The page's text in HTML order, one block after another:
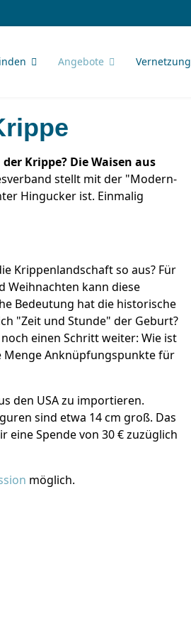
Angebote Vernetzung
Krippe? Die Waisen aus
stellt mit der "Modern-
Hingucker ist. Einmalig
Krippenlandschaft so aus? Für
Weihnachten kann diese
Bedeutung hat die historische
"Zeit und Stunde" der Geburt?
einen Schritt weiter: Wie ist
Menge Anknüpfungspunkte für
den USA zu importieren.
sind etwa 14 cm groß. Das
eine Spende von 30 € zuzüglich
möglich.